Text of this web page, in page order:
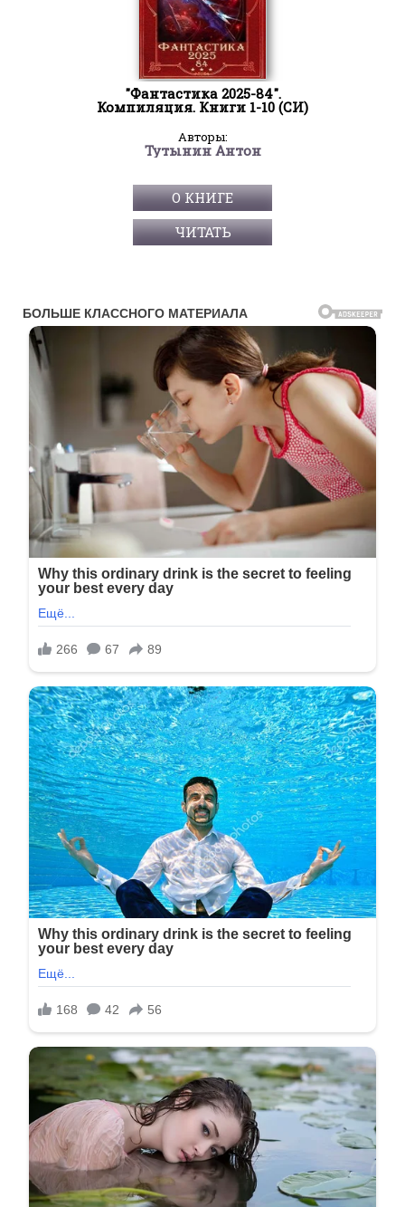
"Фантастика 2025-84".
Компиляция. Книги 1-10 (СИ)
Авторы:
Тутынин Антон
О КНИГЕ
ЧИТАТЬ